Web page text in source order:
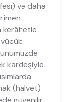
ve daha
kerâhetle
kardeşiyle
(halvet)
güvenilir